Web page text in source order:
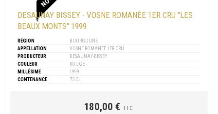
DESAUNAY BISSEY - VOSNE ROMANÉE 1ER CRU "LES
BEAUX MONTS" 1999
RÉGION
BOURGOGNE
APPELLATION
VOSNE ROMANÉE 1ER CRU
PRODUCTEUR
DESAUNAY-BISSEY
COULEUR
ROUGE
MILLÉSIME
1999
CONTENANCE
75 CL
180,00 € TTC